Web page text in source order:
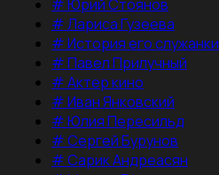
#Юрий Стоянов
#Лариса Гузеева
#История его служанки
#Павел Прилучный
#Актер кино
#Иван Янковский
#Юлия Пересильд
#Сергей Бурунов
#Сарик Андреасян